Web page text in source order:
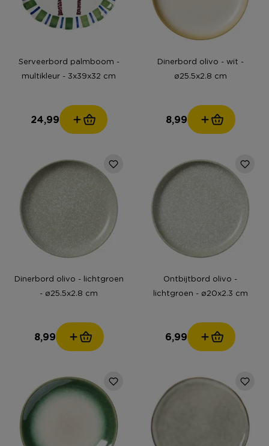
Serveerbord palmboom -
multikleur - 3x39x32 cm
24,99
Dinerbord olivo - wit -
ø25.5x2.8 cm
8,99
Dinerbord olivo - lichtgroen
- ø25.5x2.8 cm
8,99
Ontbijtbord olivo -
lichtgroen - ø20x2.3 cm
6,99